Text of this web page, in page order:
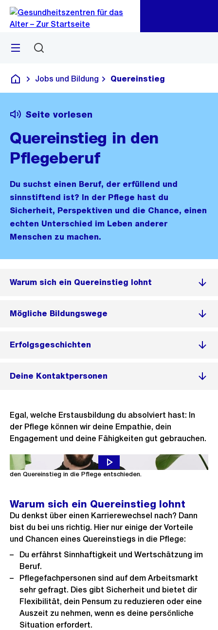
Navigation
Sprunglink
Menü
Gesundheitszentren für das Alter
Jobs und Bildung Quereinstieg
Seite vorlesen
Quereinstieg in den
Pflegeberuf
Du suchst einen Beruf, der erfüllend und
sinnstiftend ist? In der Pflege hast du
Sicherheit, Perspektiven und die Chance, einen
echten Unterschied im Leben anderer
Menschen zu machen.
Warum sich ein Quereinstieg lohnt
Mögliche Bildungswege
Erfolgsgeschichten
Deine Kontaktpersonen
Egal, welche Erstausbildung du absolviert hast: In
der Pflege können wir deine Empathie, dein
Engagement und deine Fähigkeiten gut gebrauchen.
Samuel wollte eigentlich Lehrer werden, hat sich dann aber für
den Quereinstieg in die Pflege entschieden.
Warum sich ein Quereinstieg lohnt
Du denkst über einen Karrierewechsel nach? Dann
bist du bei uns richtig. Hier nur einige der Vorteile
und Chancen eines Quereinstiegs in die Pflege:
Du erfährst Sinnhaftigkeit und Wertschätzung im
Beruf.
Pflegefachpersonen sind auf dem Arbeitsmarkt
sehr gefragt. Dies gibt Sicherheit und bietet dir
Flexibilität, dein Pensum zu reduzieren oder eine
Auszeit zu nehmen, wenn es deine persönliche
Situation erfordert.